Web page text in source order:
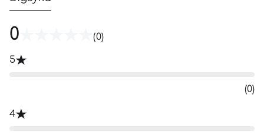
0 (0)
5
(0)
4